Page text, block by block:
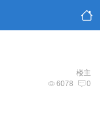
楼主
6078 0